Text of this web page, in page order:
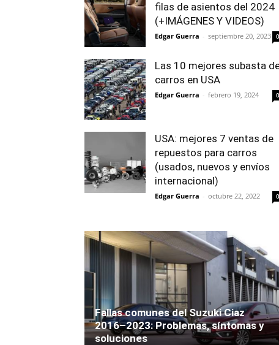
filas de asientos del 2024
(+IMÁGENES Y VIDEOS)
Edgar Guerra - septiembre 20, 2023 0
Las 10 mejores subasta
carros en USA
Edgar Guerra - febrero 19, 2024 0
USA: mejores 7 ventas de
repuestos para carros
(usados, nuevos y envíos
internacional)
Edgar Guerra - octubre 22, 2022 0
Fallas comunes del Suzuki Ciaz
2016–2023: Problemas, síntomas y
soluciones